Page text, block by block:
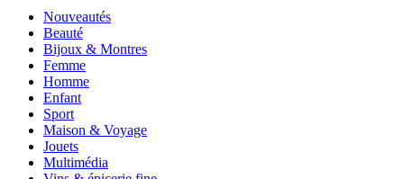
Nouveautés
Beauté
Bijoux & Montres
Femme
Homme
Enfant
Sport
Maison & Voyage
Jouets
Multimédia